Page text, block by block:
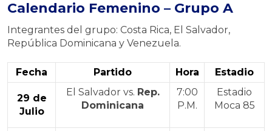
Calendario Femenino – Grupo A
Integrantes del grupo: Costa Rica, El Salvador,
República Dominicana y Venezuela.
Fecha Partido Hora Estadio
29 de
Julio
El Salvador vs. Rep.
Dominicana
7:00
P.M.
Estadio
Moca 85